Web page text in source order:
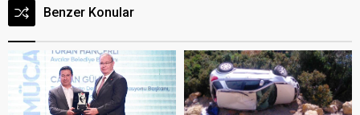
Benzer Konular